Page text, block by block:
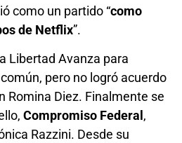
como un partido “como
de Netflix”.
Libertad Avanza para
pero no logró acuerdo
Romina Diez. Finalmente se
Compromiso Federal ,
Razzini. Desde su